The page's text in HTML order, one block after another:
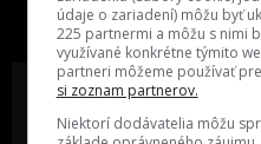
údaje o zariadení) môžu byť
225 partnermi a môžu s nimi
využívané konkrétne týmito
partneri môžeme používať
si zoznam partnerov.
Niektorí dodávatelia môžu